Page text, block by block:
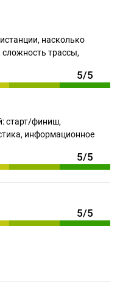
насколько
сложность трассы,
5/5
старт/финиш,
информационное
5/5
5/5